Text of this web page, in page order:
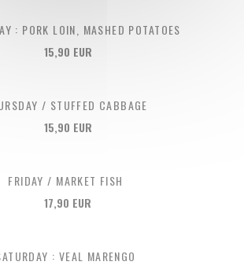
: PORK LOIN, MASHED POTATOES
15,90 EUR
/ STUFFED CABBAGE
15,90 EUR
FRIDAY / MARKET FISH
17,90 EUR
: VEAL MARENGO